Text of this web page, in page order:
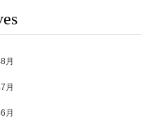
月
月
月